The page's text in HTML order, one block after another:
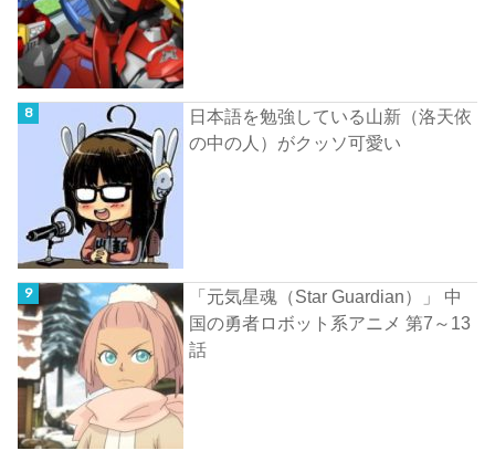
日本語を勉強している山新（洛天依
の中の人）がクッソ可愛い
「元気星魂（Star Guardian）」 中
国の勇者ロボット系アニメ 第7～13
話